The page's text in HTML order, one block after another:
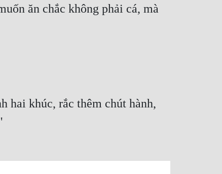
ăn chắc không phải cá, mà
hai khúc, rắc thêm chút hành,